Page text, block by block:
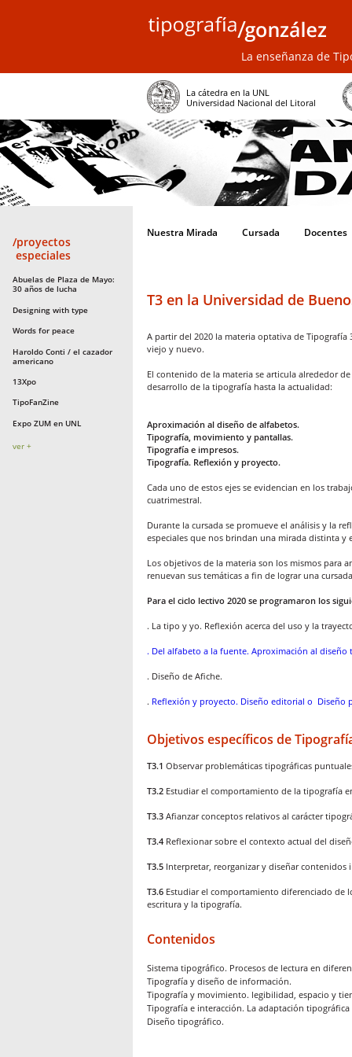
La enseñanza de
La cátedra en la UNL
Universidad Nacional del Litoral
/proyectos
especiales
Abuelas de Plaza de Mayo:
30 años de lucha
Designing with type
Words for peace
Haroldo Conti / el cazador
americano
13Xpo
TipoFanZine
Expo ZUM en UNL
ver +
Nuestra Mirada Cursada Docentes
T3 en la Universidad de
A partir del 2020 la materia optativa de
viejo y nuevo.
El contenido de la materia se articula alrededor
desarrollo de la tipografía hasta la actualidad:
Aproximación al diseño de alfabetos.
Tipografía, movimiento y pantallas.
Tipografía e impresos.
Tipografía. Reflexión y proyecto.
Cada uno de estos ejes se evidencian en los
cuatrimestral.
Durante la cursada se promueve el análisis y la
especiales que nos brindan una mirada distinta y
Los objetivos de la materia son los mismos para
renuevan sus temáticas a fin de lograr una
Para el ciclo lectivo 2020 se programaron los
. La tipo y yo. Reflexión acerca del uso y la
. Del alfabeto a la fuente. Aproximación al diseño
. Diseño de Afiche.
. Reflexión y proyecto. Diseño editorial o Diseño
Objetivos específicos de
T3.1 Observar problemáticas tipográficas
T3.2 Estudiar el comportamiento de la tipografía
T3.3 Afianzar conceptos relativos al carácter
T3.4 Reflexionar sobre el contexto actual del
T3.5 Interpretar, reorganizar y diseñar contenidos
T3.6 Estudiar el comportamiento diferenciado de
escritura y la tipografía.
Contenidos
Sistema tipográfico. Procesos de lectura en
Tipografía y diseño de información.
Tipografía y movimiento. legibilidad, espacio y
Tipografía e interacción. La adaptación
Diseño tipográfico.